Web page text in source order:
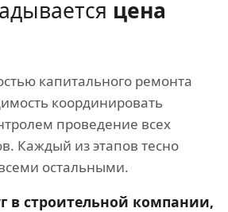
цена
капитального ремонта
координировать
проведение всех
Каждый из этапов тесно
остальными.
в строительной компании,